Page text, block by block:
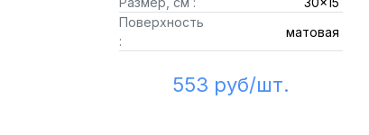
Поверхность
:
матовая
553 руб/шт.